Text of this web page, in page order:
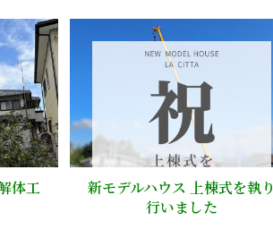
体工
新モデルハウス 上棟式を執り
行いました